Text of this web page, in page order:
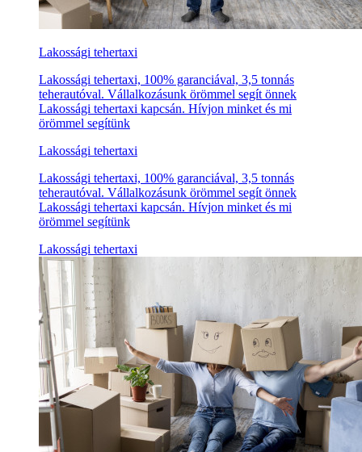
Lakossági tehertaxi
Lakossági tehertaxi, 100% garanciával, 3,5 tonnás
teherautóval. Vállalkozásunk örömmel segít önnek
Lakossági tehertaxi kapcsán. Hívjon minket és mi
örömmel segítünk
Lakossági tehertaxi
Lakossági tehertaxi, 100% garanciával, 3,5 tonnás
teherautóval. Vállalkozásunk örömmel segít önnek
Lakossági tehertaxi kapcsán. Hívjon minket és mi
örömmel segítünk
Lakossági tehertaxi